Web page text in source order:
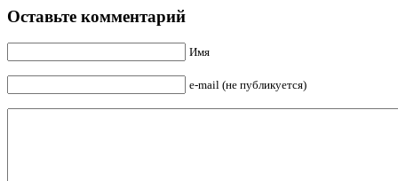
Оставьте комментарий
Имя
e-mail (не публикуется)